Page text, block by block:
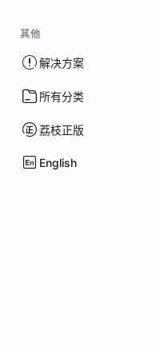
其他
解决方案
所有分类
荔枝正版
English